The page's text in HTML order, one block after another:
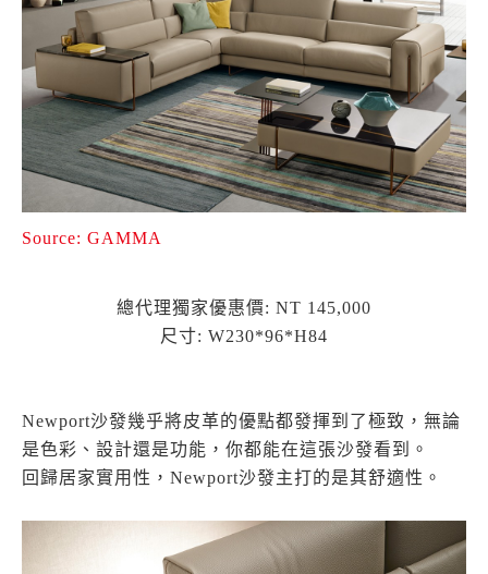
Source: GAMMA
總代理獨家優惠價: NT 145,000
尺寸: W230*96*H84
Newport沙發幾乎將皮革的優點都發揮到了極致，無論
是色彩、設計還是功能，你都能在這張沙發看到。
回歸居家實用性，Newport沙發主打的是其舒適性。